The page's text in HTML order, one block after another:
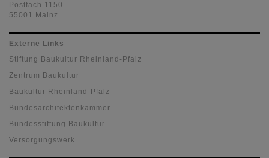
Postfach 1150
55001 Mainz
Externe Links
Stiftung Baukultur Rheinland-Pfalz
Zentrum Baukultur
Baukultur Rheinland-Pfalz
Bundesarchitektenkammer
Bundesstiftung Baukultur
Versorgungswerk